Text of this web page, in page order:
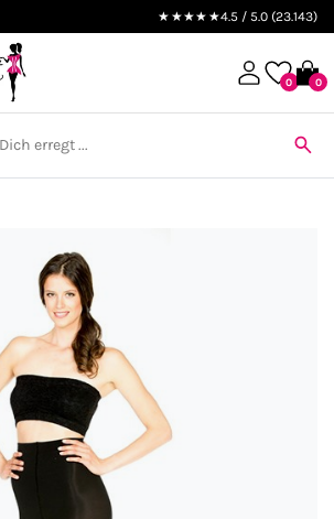
★★★★★4.5 / 5.0 (23.143)
0 0